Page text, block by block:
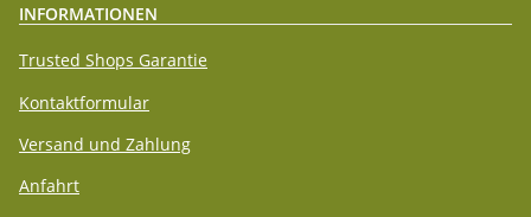
INFORMATIONEN
Trusted Shops Garantie
Kontaktformular
Versand und Zahlung
Anfahrt